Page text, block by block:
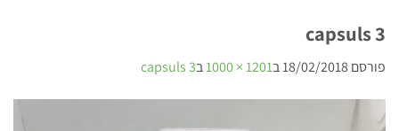
3 capsuls
פורסם18/02/2018ב1201 × 1000 ב3 capsuls